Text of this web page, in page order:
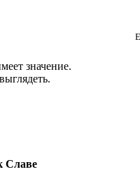
значение.
Славе